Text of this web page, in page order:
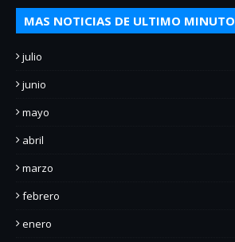
MAS NOTICIAS DE ULTIMO MINUTO
julio
junio
mayo
abril
marzo
febrero
enero